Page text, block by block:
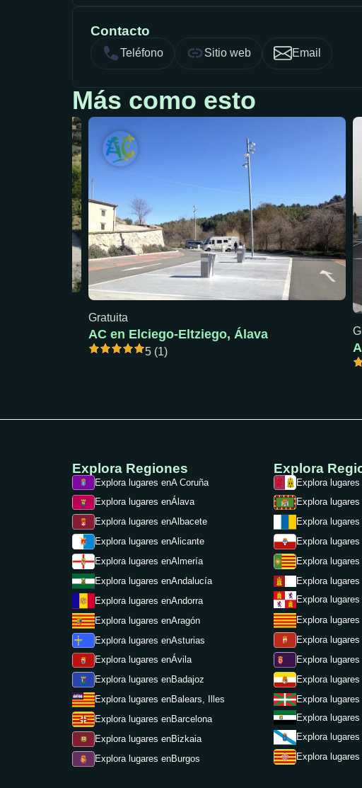
Contacto
Teléfono Sitio web Email
Más como esto
Gratuita
AC en Elciego-Eltziego, Álava
5 (1)
Explora Regiones
Explora lugares enA Coruña
Explora lugares enÁlava
Explora lugares enAlbacete
Explora lugares enAlicante
Explora lugares enAlmería
Explora lugares enAndalucía
Explora lugares enAndorra
Explora lugares enAragón
Explora lugares enAsturias
Explora lugares enÁvila
Explora lugares enBadajoz
Explora lugares enBalears, Illes
Explora lugares enBarcelona
Explora lugares enBizkaia
Explora lugares enBurgos
Explora
Explora lugares
Explora lugares
Explora lugares
Explora lugares
Explora lugares
Explora lugares
Explora lugares
Explora lugares
Explora lugares
Explora lugares
Explora lugares
Explora lugares
Explora lugares
Explora lugares
Explora lugares